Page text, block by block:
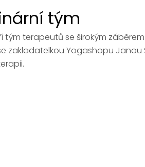
tým
terapeutů se širokým
zakladatelkou Yogashopu Janou